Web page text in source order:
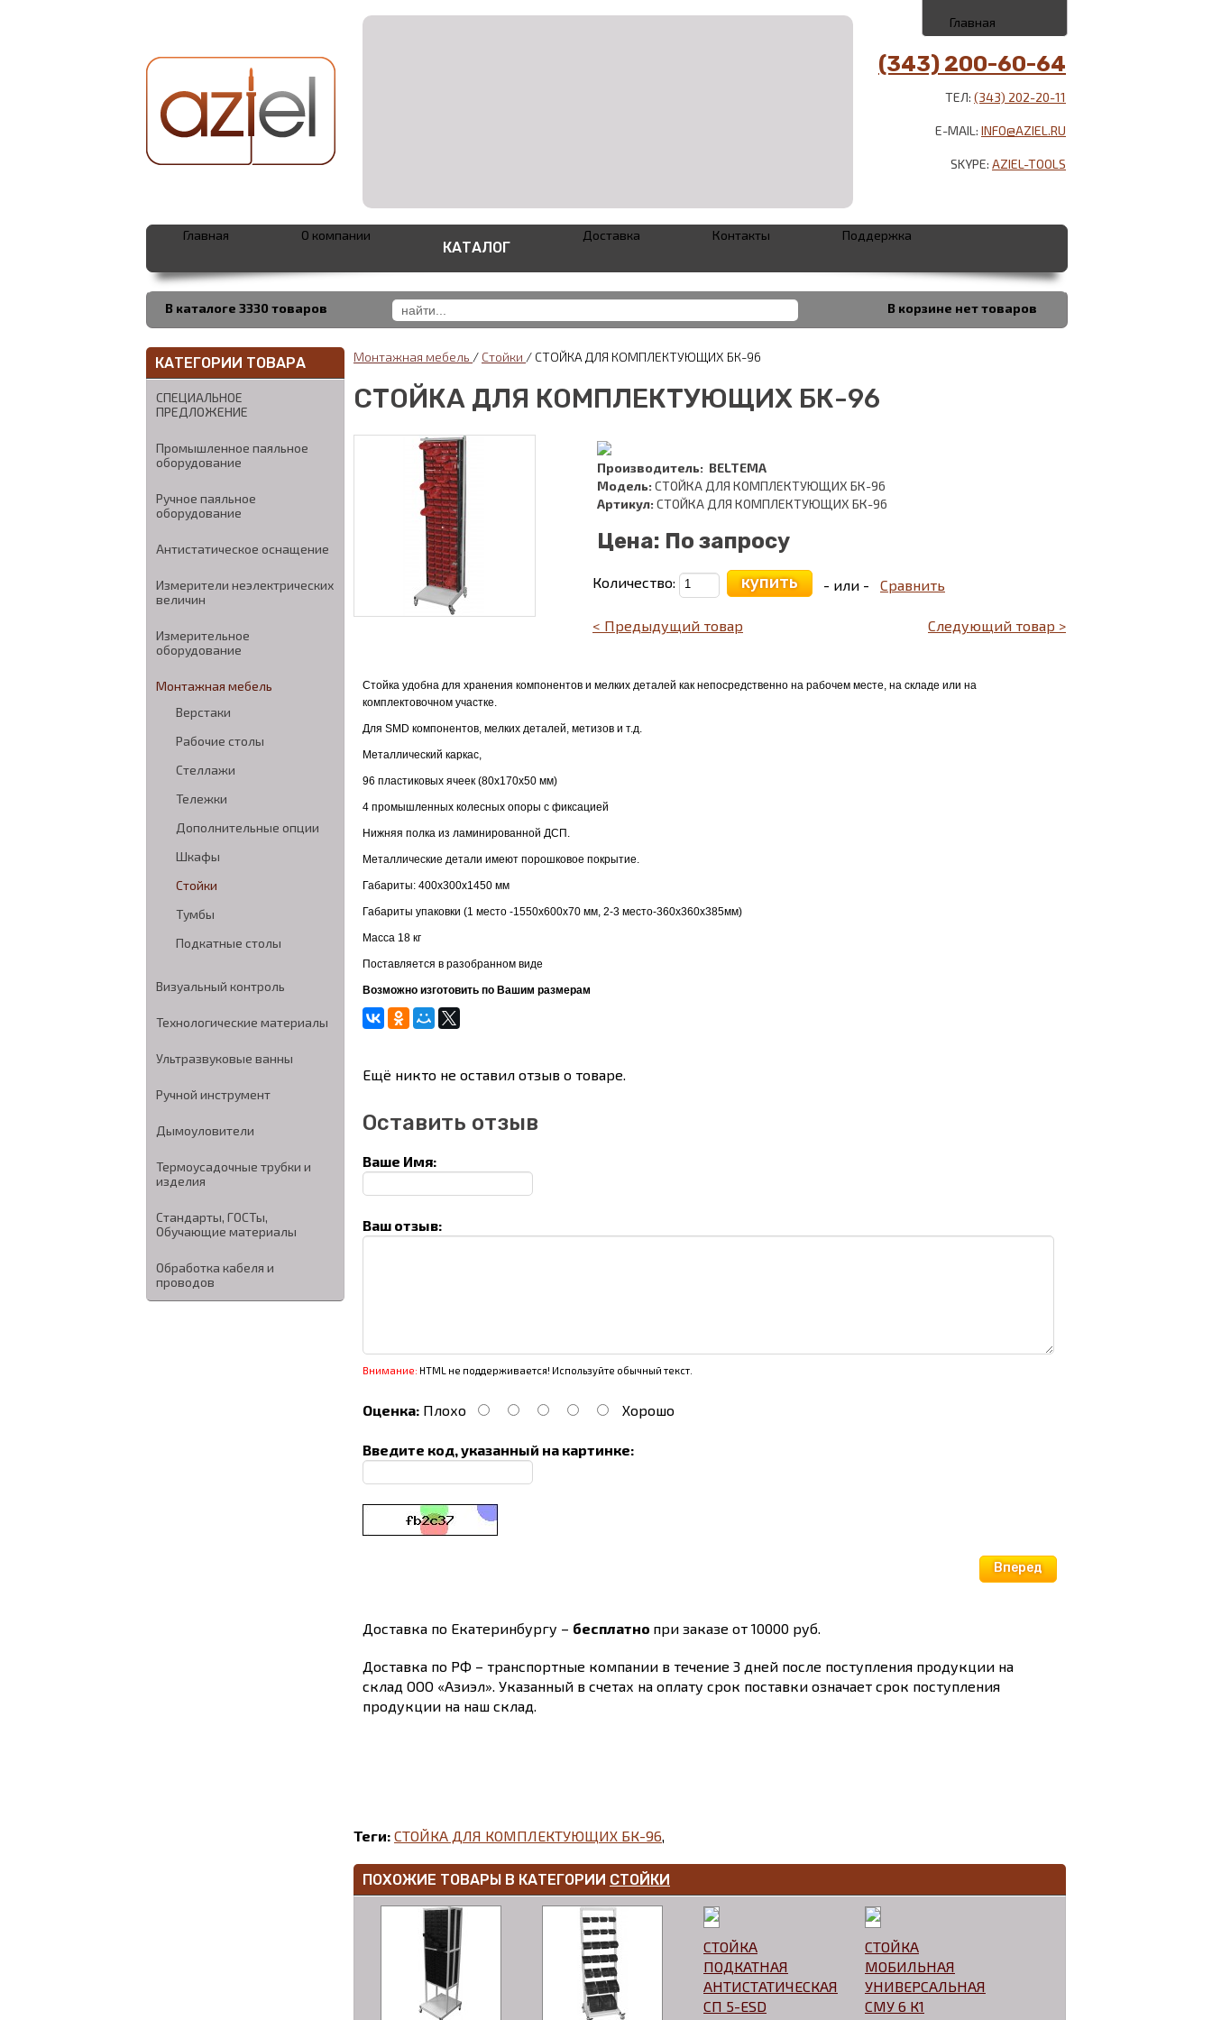
Главная
(343) 200-60-64
ТЕЛ: (343) 202-20-11
E-MAIL: INFO@AZIEL.RU
SKYPE: AZIEL-TOOLS
В каталоге 3330 товаров В корзине нет товаров
Главная О компании
КАТАЛОГ
Доставка Контакты Поддержка
КАТЕГОРИИ ТОВАРА
СПЕЦИАЛЬНОЕ
ПРЕДЛОЖЕНИЕ
Промышленное паяльное
оборудование
Ручное паяльное
оборудование
Антистатическое оснащение
Измерители неэлектрических
величин
Измерительное
оборудование
Монтажная мебель
Верстаки
Рабочие столы
Стеллажи
Тележки
Дополнительные опции
Шкафы
Стойки
Тумбы
Подкатные столы
Визуальный контроль
Технологические материалы
Ультразвуковые ванны
Ручной инструмент
Дымоуловители
Термоусадочные трубки и
изделия
Стандарты, ГОСТы,
Обучающие материалы
Обработка кабеля и
проводов
Монтажная мебель / Стойки / СТОЙКА ДЛЯ КОМПЛЕКТУЮЩИХ БК-96
СТОЙКА ДЛЯ КОМПЛЕКТУЮЩИХ БК-96
Производитель: BELTEMA
Модель: СТОЙКА ДЛЯ КОМПЛЕКТУЮЩИХ БК-96
Артикул: СТОЙКА ДЛЯ КОМПЛЕКТУЮЩИХ БК-96
Цена: По запросу
Количество: купить - или - Сравнить
< Предыдущий товар Следующий товар >
Стойка удобна для хранения компонентов и мелких деталей как непосредственно на рабочем месте, на складе или на
комплектовочном участке.
Для SMD компонентов, мелких деталей, метизов и т.д.
Металлический каркас,
96 пластиковых ячеек (80х170х50 мм)
4 промышленных колесных опоры с фиксацией
Нижняя полка из ламинированной ДСП.
Металлические детали имеют порошковое покрытие.
Габариты: 400х300х1450 мм
Габариты упаковки (1 место -1550х600х70 мм, 2-3 место-360х360х385мм)
Масса 18 кг
Поставляется в разобранном виде
Возможно изготовить по Вашим размерам
Ещё никто не оставил отзыв о товаре.
Оставить отзыв
Ваше Имя:
Ваш отзыв:
Внимание: HTML не поддерживается! Используйте обычный текст.
Оценка: Плохо Хорошо
Введите код, указанный на картинке:
Вперед
Доставка по Екатеринбургу – бесплатно при заказе от 10000 руб.
Доставка по РФ – транспортные компании в течение 3 дней после поступления продукции на
склад ООО «Азиэл». Указанный в счетах на оплату срок поставки означает срок поступления
продукции на наш склад.
Теги: СТОЙКА ДЛЯ КОМПЛЕКТУЮЩИХ БК-96
ПОХОЖИЕ ТОВАРЫ В КАТЕГОРИИ СТОЙКИ
СТОЙКА
ПОДКАТНАЯ
АНТИСТАТИЧЕСКАЯ
СП 5-ESD
СТОЙКА
МОБИЛЬНАЯ
УНИВЕРСАЛЬНАЯ
СМУ 6 К1